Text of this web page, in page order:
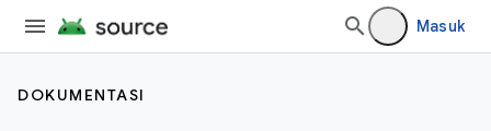
Masuk
DOKUMENTASI